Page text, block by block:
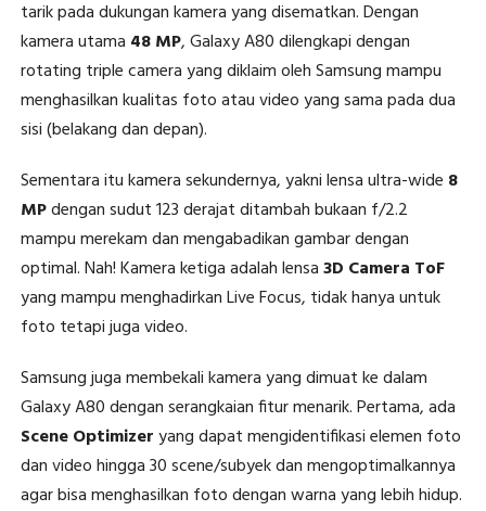
tarik pada dukungan kamera yang disematkan. Dengan
kamera utama 48 MP, Galaxy A80 dilengkapi dengan
rotating triple camera yang diklaim oleh Samsung mampu
menghasilkan kualitas foto atau video yang sama pada dua
sisi (belakang dan depan).
Sementara itu kamera sekundernya, yakni lensa ultra-wide 8
MPdengan sudut 123 derajat ditambah bukaan f/2.2
mampu merekam dan mengabadikan gambar dengan
optimal. Nah! Kamera ketiga adalah lensa3D Camera ToF
yang mampu menghadirkan Live Focus, tidak hanya untuk
foto tetapi juga video.
Samsung juga membekali kamera yang dimuat ke dalam
Galaxy A80 dengan serangkaian fitur menarik. Pertama, ada
Scene Optimizeryang dapat mengidentifikasi elemen foto
dan video hingga 30 scene/subyek dan mengoptimalkannya
agar bisa menghasilkan foto dengan warna yang lebih hidup.